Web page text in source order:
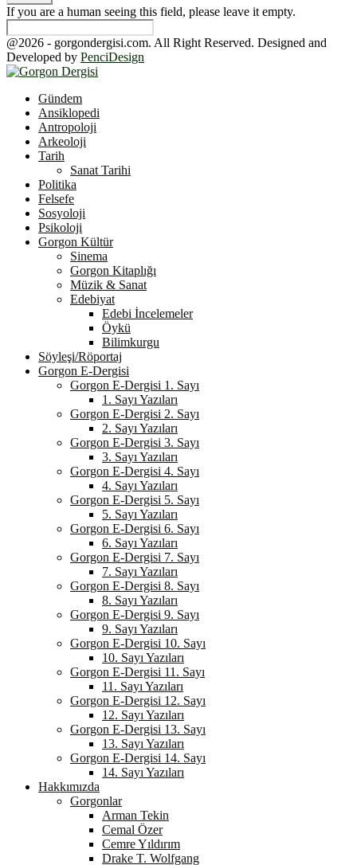
If you are a human seeing this field, please leave it empty.
@2026 - gorgondergisi.com. All Right Reserved. Designed and
Developed by PenciDesign
Gündem
Ansiklopedi
Antropoloji
Arkeoloji
Tarih
Sanat Tarihi
Politika
Felsefe
Sosyoloji
Psikoloji
Gorgon Kültür
Sinema
Gorgon Kitaplığı
Müzik & Sanat
Edebiyat
Edebi İncelemeler
Öykü
Bilimkurgu
Söyleşi/Röportaj
Gorgon E-Dergisi
Gorgon E-Dergisi 1. Sayı
1. Sayı Yazıları
Gorgon E-Dergisi 2. Sayı
2. Sayı Yazıları
Gorgon E-Dergisi 3. Sayı
3. Sayı Yazıları
Gorgon E-Dergisi 4. Sayı
4. Sayı Yazıları
Gorgon E-Dergisi 5. Sayı
5. Sayı Yazıları
Gorgon E-Dergisi 6. Sayı
6. Sayı Yazıları
Gorgon E-Dergisi 7. Sayı
7. Sayı Yazıları
Gorgon E-Dergisi 8. Sayı
8. Sayı Yazıları
Gorgon E-Dergisi 9. Sayı
9. Sayı Yazıları
Gorgon E-Dergisi 10. Sayı
10. Sayı Yazıları
Gorgon E-Dergisi 11. Sayı
11. Sayı Yazıları
Gorgon E-Dergisi 12. Sayı
12. Sayı Yazıları
Gorgon E-Dergisi 13. Sayı
13. Sayı Yazıları
Gorgon E-Dergisi 14. Sayı
14. Sayı Yazıları
Hakkımızda
Gorgonlar
Arman Tekin
Cemal Özer
Cemre Yıldırım
Drake T. Wolfgang